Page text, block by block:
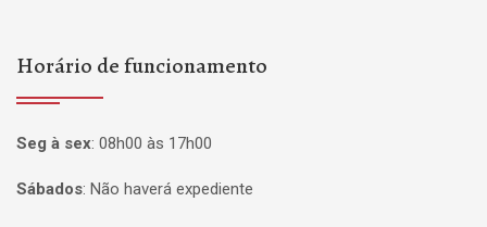
Horário de funcionamento
Seg à sex: 08h00 às 17h00
Sábados: Não haverá expediente